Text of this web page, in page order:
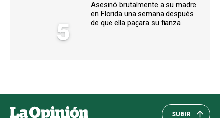
5
Asesinó brutalmente a su madre
en Florida una semana después
de que ella pagara su fianza
SUBIR